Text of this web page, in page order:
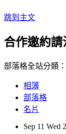
跳到主文
合作邀約請
部落格全站分類：
相簿
部落格
名片
Sep 11 Wed